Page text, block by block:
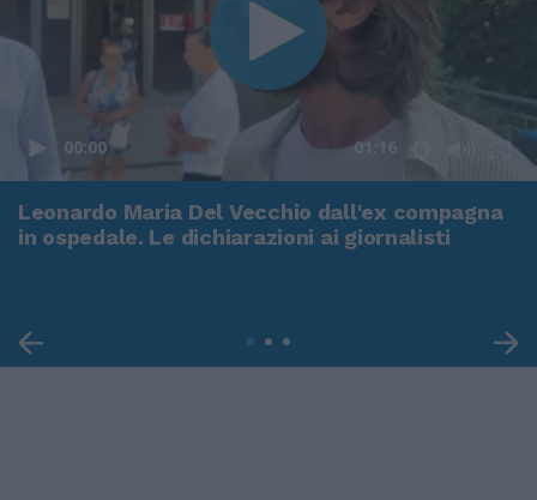
00:00 01:16
Leonardo Maria Del Vecchio dall'ex compagna
in ospedale. Le dichiarazioni ai giornalisti